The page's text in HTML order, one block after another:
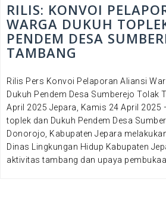
RILIS: KONVOI
WARGA DUKUH
PENDEM DESA
TAMBANG
Rilis Pers Konvoi Pelaporan Aliansi
Dukuh Pendem Desa Sumberejo Tolak
April 2025 Jepara, Kamis 24 April 2025
toplek dan Dukuh Pendem Desa
Donorojo, Kabupaten Jepara
Dinas Lingkungan Hidup Kabupaten
aktivitas tambang dan upaya